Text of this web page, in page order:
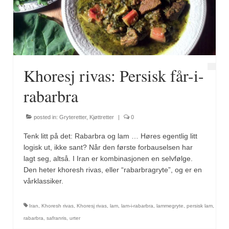
Fugl
Gryteretter
Snacks
Supper
Olivenolje, oppskrifter
Krydder, oppskrifter
Bouquet garni
Khoresj rivas: Persisk får-i-
rabarbra
posted in: Gryteretter, Kjøttretter | 0
Tenk litt på det: Rabarbra og lam … Høres egentlig litt
logisk ut, ikke sant? Når den første forbauselsen har
lagt seg, altså. I Iran er kombinasjonen en selvfølge.
Den heter khoresh rivas, eller “rabarbragryte”, og er en
vårklassiker.
Iran Khoresh rivas Khoresj rivas lam lam-i-rabarbra lammegryte persisk lam
rabarbra safranris urter